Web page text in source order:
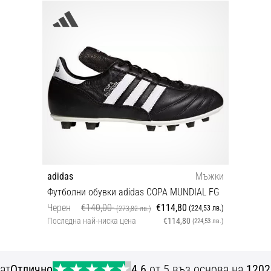
adidas
Мъжки
Футболни обувки adidas COPA MUNDIAL FG
Черен
€140,00(273,82 лв.) €114,80 (224,53 лв.)
Последна най-ниска цена €114,80 (224,53 лв.)